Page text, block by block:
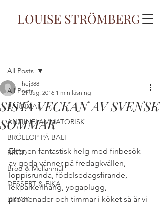
LOUISE STRÖMBERG
All Posts
BARNMAT
ANTIINFLAMMATORISK
BRÖLLOP PÅ BALI
BRÖD
Bröd & Mellanmål
DESSERT & FIKA
DRYCK
All Posts
SISTA VECKAN AV SVENSK
SOMMAR
hej388
21 aug. 2016 1 min läsning
Efter en fantastisk helg med finbesök
av goda vänner på fredagkvällen,
loppisrunda, födelsedagsfirande,
lekparkenhäng, yogaplugg,
promenader och timmar i köket så är vi